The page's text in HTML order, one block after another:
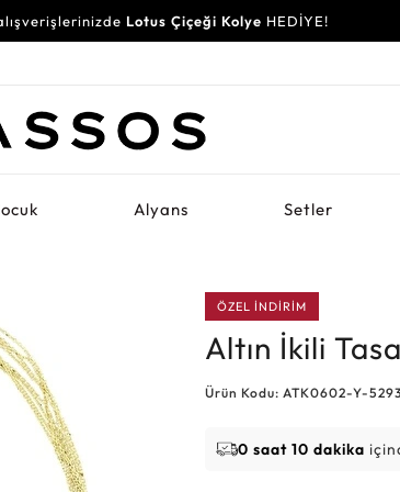
Lotus Çiçeği Kolye HEDİYE!
Alyans Setler
ÖZEL İNDİRİM
Altın İkili
Ürün Kodu: ATK0602-Y-5293
0 saat 10 dakika